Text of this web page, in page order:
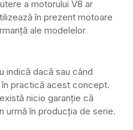
a motorului V8 ar
în prezent motoare
ale modelelor
indică dacă sau când
practică acest concept.
nicio garanție că
urmă în producția de serie.